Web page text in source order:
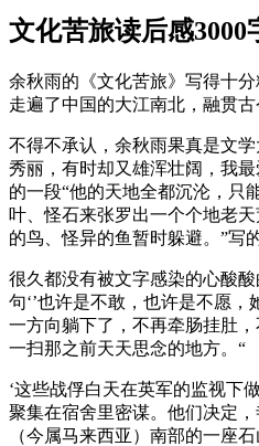
文化苦旅读后感3000
余秋雨的《文化苦旅》写得十
走遍了中国的大江南北，融贯
不得不承认，余秋雨果真是文
秀丽，有时却又雄浑壮阔，我
的一段“他的天地全都沉沦，只
叶、怪石来张罗出一个个地老
的鸟、怪异的鱼暂时躲避。”写
很久都没有被文字感染的心酸
句‘’也许是不敢，也许是不愿
一方向躺下了，不再牵肠挂肚
一扫那之前天天思念的地方。“
‘这些战俘白天在英军的监视下
聚集在宿舍里密谋。他们决定
（今属马来西亚）南部的一座